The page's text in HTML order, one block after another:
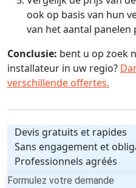
ook op basis van hun
van het aantal panelen
Conclusie: bent u op zoek
installateur in uw regio?
verschillende offertes.
Devis gratuits et rapides
Sans engagement et
Professionnels agréés
Formulez votre demande